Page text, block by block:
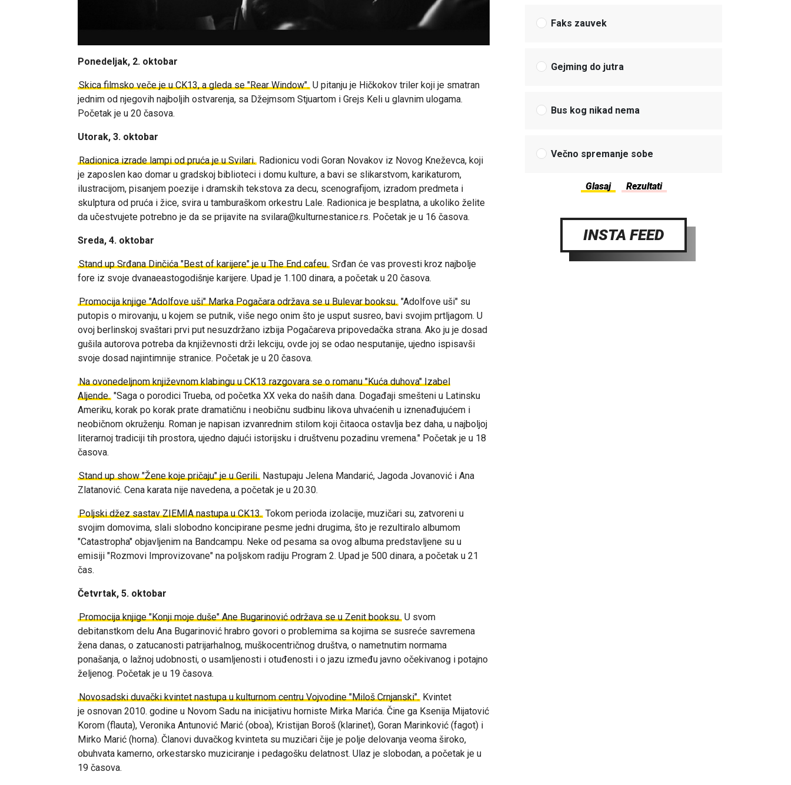
Ponedeljak, 2. oktobar
Skica filmsko veče je u CK13, a gleda se "Rear Window". U pitanju je Hičkokov triler koji je smatran
jednim od njegovih najboljih ostvarenja, sa Džejmsom Stjuartom i Grejs Keli u glavnim ulogama.
Početak je u 20 časova.
Utorak, 3. oktobar
Radionica izrade lampi od pruća je u Svilari. Radionicu vodi Goran Novakov iz Novog Kneževca, koji
je zaposlen kao domar u gradskoj biblioteci i domu kulture, a bavi se slikarstvom, karikaturom,
ilustracijom, pisanjem poezije i dramskih tekstova za decu, scenografijom, izradom predmeta i
skulptura od pruća i žice, svira u tamburaškom orkestru Lale. Radionica je besplatna, a ukoliko želite
da učestvujete potrebno je da se prijavite na svilara@kulturnestanice.rs. Početak je u 16 časova.
Sreda, 4. oktobar
Stand up Srđana Dinčića "Best of karijere" je u The End cafeu. Srđan će vas provesti kroz najbolje
fore iz svoje dvanaeastogodišnje karijere. Upad je 1.100 dinara, a početak u 20 časova.
Promocija knjige "Adolfove uši" Marka Pogačara održava se u Bulevar booksu. "Adolfove uši" su
putopis o mirovanju, u kojem se putnik, više nego onim što je usput susreo, bavi svojim prtljagom. U
ovoj berlinskoj svaštari prvi put nesuzdržano izbija Pogačareva pripovedačka strana. Ako ju je dosad
gušila autorova potreba da književnosti drži lekciju, ovde joj se odao nesputanije, ujedno ispisavši
svoje dosad najintimnije stranice. Početak je u 20 časova.
Na ovonedeljnom književnom klabingu u CK13 razgovara se o romanu "Kuća duhova" Izabel
Aljende. "Saga o porodici Trueba, od početka XX veka do naših dana. Događaji smešteni u Latinsku
Ameriku, korak po korak prate dramatičnu i neobičnu sudbinu likova uhvaćenih u iznenađujućem i
neobičnom okruženju. Roman je napisan izvanrednim stilom koji čitaoca ostavlja bez daha, u najboljoj
literarnoj tradiciji tih prostora, ujedno dajući istorijsku i društvenu pozadinu vremena." Početak je u 18
časova.
Stand up show "Žene koje pričaju" je u Gerili. Nastupaju Jelena Mandarić, Jagoda Jovanović i Ana
Zlatanović. Cena karata nije navedena, a početak je u 20.30.
Poljski džez sastav ZIEMIA nastupa u CK13. Tokom perioda izolacije, muzičari su, zatvoreni u
svojim domovima, slali slobodno koncipirane pesme jedni drugima, što je rezultiralo albumom
"Catastropha" objavljenim na Bandcampu. Neke od pesama sa ovog albuma predstavljene su u
emisiji "Rozmovi Improvizovane" na poljskom radiju Program 2. Upad je 500 dinara, a početak u 21
čas.
Četvrtak, 5. oktobar
Promocija knjige "Konji moje duše" Ane Bugarinović održava se u Zenit booksu. U svom
debitanstkom delu Ana Bugarinović hrabro govori o problemima sa kojima se susreće savremena
žena danas, o zatucanosti patrijarhalnog, muškocentričnog društva, o nametnutim normama
ponašanja, o lažnoj udobnosti, o usamljenosti i otuđenosti i o jazu između javno očekivanog i potajno
željenog. Početak je u 19 časova.
Novosadski duvački kvintet nastupa u kulturnom centru Vojvodine "Miloš Crnjanski". Kvintet
je osnovan 2010. godine u Novom Sadu na inicijativu horniste Mirka Marića. Čine ga Ksenija Mijatović
Korom (flauta), Veronika Antunović Marić (oboa), Kristijan Boroš (klarinet), Goran Marinković (fagot) i
Mirko Marić (horna). Članovi duvačkog kvinteta su muzičari čije je polje delovanja veoma široko,
obuhvata kamerno, orkestarsko muziciranje i pedagošku delatnost. Ulaz je slobodan, a početak je u
19 časova.
Faks zauvek
Gejming do jutra
Bus kog nikad nema
Večno spremanje sobe
INSTA FEED